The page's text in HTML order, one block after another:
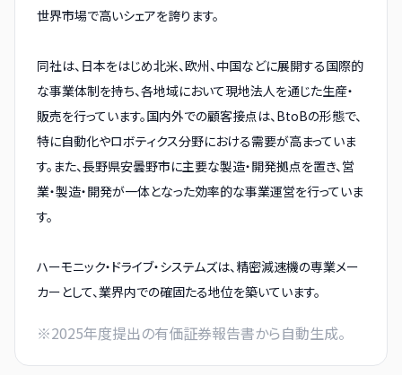
世界市場で高いシェアを誇ります。
同社は、日本をはじめ北米、欧州、中国などに展開する国際的
な事業体制を持ち、各地域において現地法人を通じた生産・
販売を行っています。国内外での顧客接点は、BtoBの形態で、
特に自動化やロボティクス分野における需要が高まっていま
す。また、長野県安曇野市に主要な製造・開発拠点を置き、営
業・製造・開発が一体となった効率的な事業運営を行っていま
す。
ハーモニック・ドライブ・システムズは、精密減速機の専業メー
カーとして、業界内での確固たる地位を築いています。
※2025年度提出の有価証券報告書から自動生成。